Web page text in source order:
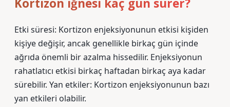
Kortizon iğnesi kaç gün sürer?
Etki süresi: Kortizon enjeksiyonunun etkisi kişiden
kişiye değişir, ancak genellikle birkaç gün içinde
ağrıda önemli bir azalma hissedilir. Enjeksiyonun
rahatlatıcı etkisi birkaç haftadan birkaç aya kadar
sürebilir. Yan etkiler: Kortizon enjeksiyonunun bazı
yan etkileri olabilir.